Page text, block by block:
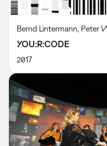
Bernd Lintermann, Peter
YOU:R:CODE
2017